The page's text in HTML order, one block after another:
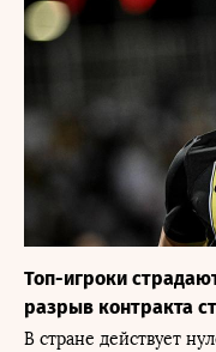
Топ-игроки
разрыв контракта
В стране действует